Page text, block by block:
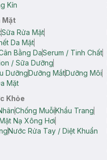
Kín
Mặt
Sữa Rửa Mặt
Da Mặt
Bằng DaSerum / Tinh Chất
/ Sữa Dưỡng
DưỡngDưỡng MắtDưỡng Môi
Mặt
Khỏe
Chống MuỗiKhẩu Trang
Nạ Xông Hơi
Nước Rửa Tay / Diệt Khuẩn